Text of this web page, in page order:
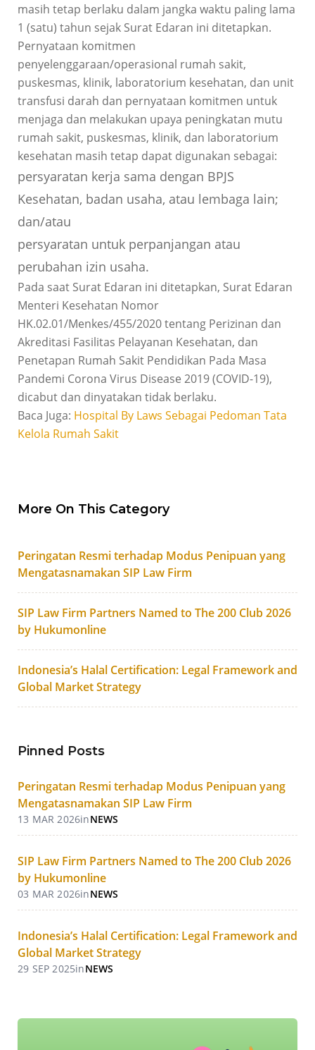
masih tetap berlaku dalam jangka waktu paling lama
1 (satu) tahun sejak Surat Edaran ini ditetapkan.
Pernyataan komitmen
penyelenggaraan/operasional rumah sakit,
puskesmas, klinik, laboratorium kesehatan, dan unit
transfusi darah dan pernyataan komitmen untuk
menjaga dan melakukan upaya peningkatan mutu
rumah sakit, puskesmas, klinik, dan laboratorium
kesehatan masih tetap dapat digunakan sebagai:
persyaratan kerja sama dengan BPJS
Kesehatan, badan usaha, atau lembaga lain;
dan/atau
persyaratan untuk perpanjangan atau
perubahan izin usaha.
Pada saat Surat Edaran ini ditetapkan, Surat Edaran
Menteri Kesehatan Nomor
HK.02.01/Menkes/455/2020 tentang Perizinan dan
Akreditasi Fasilitas Pelayanan Kesehatan, dan
Penetapan Rumah Sakit Pendidikan Pada Masa
Pandemi Corona Virus Disease 2019 (COVID-19),
dicabut dan dinyatakan tidak berlaku.
Baca Juga: Hospital By Laws Sebagai Pedoman Tata
Kelola Rumah Sakit
More On This Category
Peringatan Resmi terhadap Modus Penipuan yang
Mengatasnamakan SIP Law Firm
SIP Law Firm Partners Named to The 200 Club 2026
by Hukumonline
Indonesia’s Halal Certification: Legal Framework and
Global Market Strategy
Pinned Posts
Peringatan Resmi terhadap Modus Penipuan yang
Mengatasnamakan SIP Law Firm
13 MAR 2026inNEWS
SIP Law Firm Partners Named to The 200 Club 2026
by Hukumonline
03 MAR 2026inNEWS
Indonesia’s Halal Certification: Legal Framework and
Global Market Strategy
29 SEP 2025inNEWS